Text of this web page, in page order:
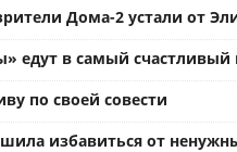
Дома-2 устали от
едут в самый счастливый
по своей совести
избавиться от